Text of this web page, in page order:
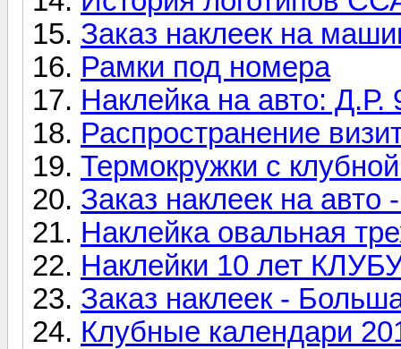
Заказ наклеек на
Рамки под номера
Наклейка на авто: Д.Р.
Распространение
Термокружки с
Заказ наклеек на
Наклейка овальная
Наклейки 10 лет
Заказ наклеек -
Клубные календари